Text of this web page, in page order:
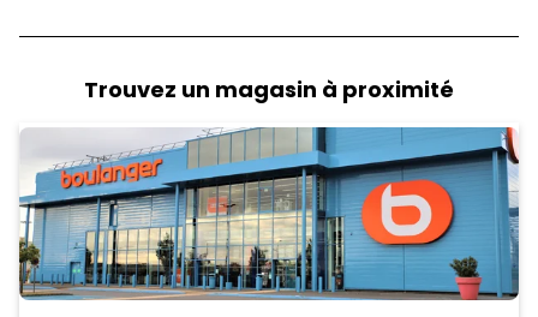
Trouvez un magasin à proximité